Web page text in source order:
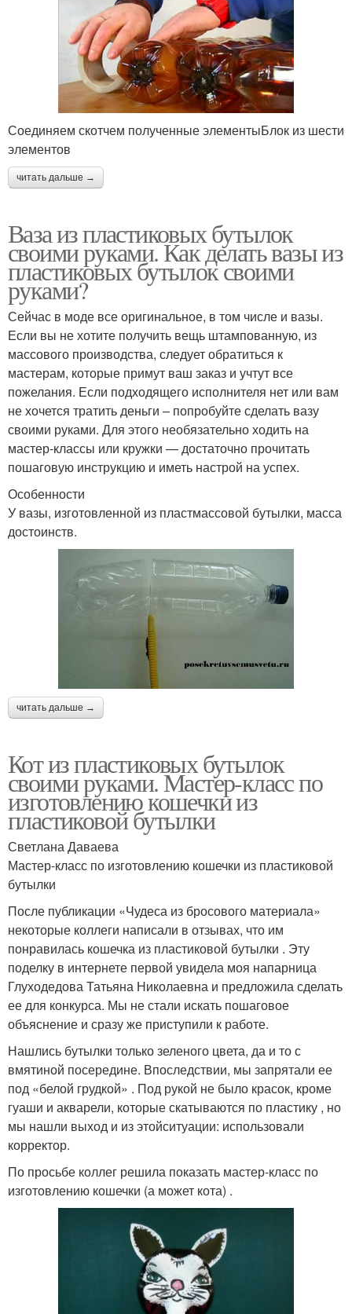
Соединяем скотчем полученные элементыБлок из шести
элементов
читать дальше →
Ваза из пластиковых бутылок
своими руками. Как делать вазы из
пластиковых бутылок своими
руками?
Сейчас в моде все оригинальное, в том числе и вазы.
Если вы не хотите получить вещь штампованную, из
массового производства, следует обратиться к
мастерам, которые примут ваш заказ и учтут все
пожелания. Если подходящего исполнителя нет или вам
не хочется тратить деньги – попробуйте сделать вазу
своими руками. Для этого необязательно ходить на
мастер-классы или кружки — достаточно прочитать
пошаговую инструкцию и иметь настрой на успех.
Особенности
У вазы, изготовленной из пластмассовой бутылки, масса
достоинств.
читать дальше →
Кот из пластиковых бутылок
своими руками. Мастер-класс по
изготовлению кошечки из
пластиковой бутылки
Светлана Даваева
Мастер-класс по изготовлению кошечки из пластиковой
бутылки
После публикации «Чудеса из бросового материала»
некоторые коллеги написали в отзывах, что им
понравилась кошечка из пластиковой бутылки . Эту
поделку в интернете первой увидела моя напарница
Глуходедова Татьяна Николаевна и предложила сделать
ее для конкурса. Мы не стали искать пошаговое
объяснение и сразу же приступили к работе.
Нашлись бутылки только зеленого цвета, да и то с
вмятиной посередине. Впоследствии, мы запрятали ее
под «белой грудкой» . Под рукой не было красок, кроме
гуаши и акварели, которые скатываются по пластику , но
мы нашли выход и из этойситуации: использовали
корректор.
По просьбе коллег решила показать мастер-класс по
изготовлению кошечки (а может кота) .